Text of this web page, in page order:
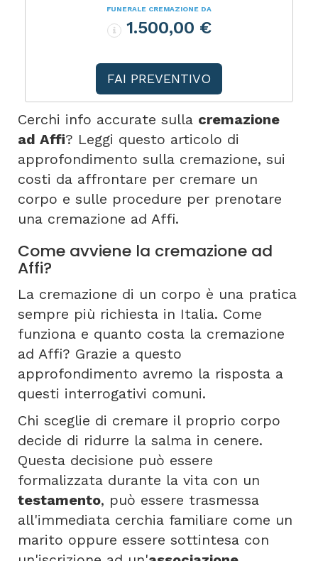
FUNERALE CREMAZIONE DA
1.500,00 €
FAI PREVENTIVO
Cerchi info accurate sulla cremazione
ad Affi? Leggi questo articolo di
approfondimento sulla cremazione, sui
costi da affrontare per cremare un
corpo e sulle procedure per prenotare
una cremazione ad Affi.
Come avviene la cremazione ad
Affi?
La cremazione di un corpo è una pratica
sempre più richiesta in Italia. Come
funziona e quanto costa la cremazione
ad Affi? Grazie a questo
approfondimento avremo la risposta a
questi interrogativi comuni.
Chi sceglie di cremare il proprio corpo
decide di ridurre la salma in cenere.
Questa decisione può essere
formalizzata durante la vita con un
testamento, può essere trasmessa
all'immediata cerchia familiare come un
marito oppure essere sottintesa con